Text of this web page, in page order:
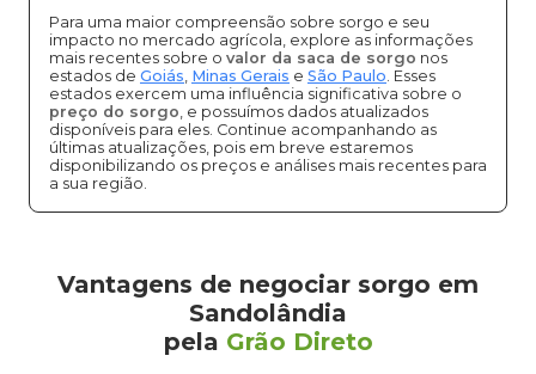
Para uma maior compreensão sobre sorgo e seu
impacto no mercado agrícola, explore as informações
mais recentes sobre o valor da saca de sorgo nos
estados de Goiás, Minas Gerais e São Paulo. Esses
estados exercem uma influência significativa sobre o
preço do sorgo, e possuímos dados atualizados
disponíveis para eles. Continue acompanhando as
últimas atualizações, pois em breve estaremos
disponibilizando os preços e análises mais recentes para
a sua região.
Vantagens de negociar sorgo em
Sandolândia
pela Grão Direto